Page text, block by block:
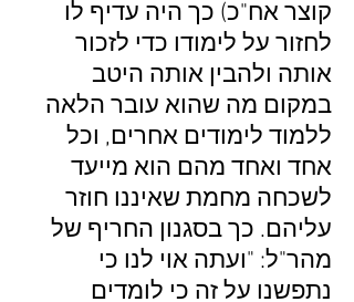
קוצר אח"כ) כך היה עדיף לו
לחזור על לימודו כדי לזכור
אותה ולהבין אותה היטב
במקום מה שהוא עובר הלאה
ללמוד לימודים אחרים, וכל
אחד ואחד מהם הוא מייעד
לשכחה מחמת שאיננו חוזר
עליהם. כך בסגנון החריף של
מהר"ל: "ועתה אוי לנו כי
נתפשנו על זה כי לומדים